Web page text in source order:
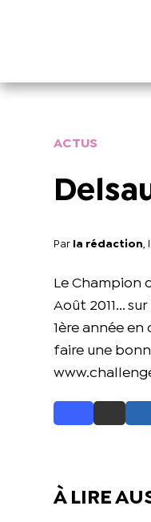
ACTUS
Par la rédaction
Le Champion
Août 2011...
1ère année
faire une
À LIRE